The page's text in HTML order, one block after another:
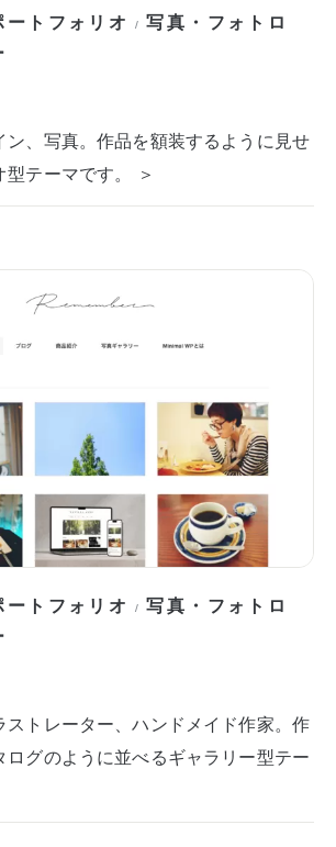
トフォリオ /写真・フォトロ
ン、写真。作品を額装するように見せ
テーマです。 ＞
トフォリオ /写真・フォトロ
ストレーター、ハンドメイド作家。作
ログのように並べるギャラリー型テー